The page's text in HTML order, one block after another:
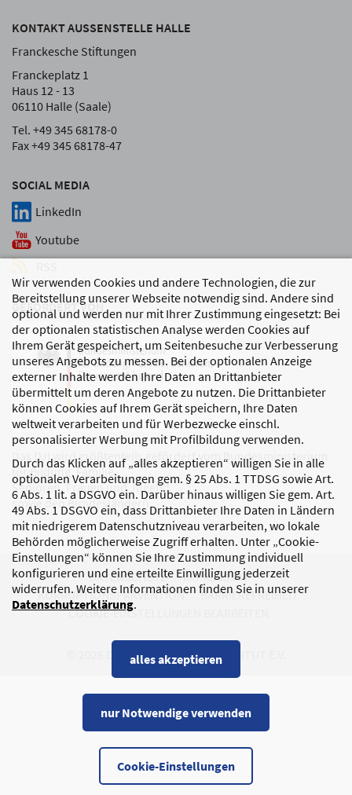
Wir verwenden Cookies und andere Technologien, die zur
Bereitstellung unserer Webseite notwendig sind. Andere sind
optional und werden nur mit Ihrer Zustimmung eingesetzt: Bei
der optionalen statistischen Analyse werden Cookies auf
Ihrem Gerät gespeichert, um Seitenbesuche zur Verbesserung
unseres Angebots zu messen. Bei der optionalen Anzeige
externer Inhalte werden Ihre Daten an Drittanbieter
übermittelt um deren Angebote zu nutzen. Die Drittanbieter
können Cookies auf Ihrem Gerät speichern, Ihre Daten
weltweit verarbeiten und für Werbezwecke einschl.
personalisierter Werbung mit Profilbildung verwenden.
Durch das Klicken auf „alles akzeptieren“ willigen Sie in alle
optionalen Verarbeitungen gem. § 25 Abs. 1 TTDSG sowie Art.
6 Abs. 1 lit. a DSGVO ein. Darüber hinaus willigen Sie gem. Art.
49 Abs. 1 DSGVO ein, dass Drittanbieter Ihre Daten in Ländern
mit niedrigerem Datenschutzniveau verarbeiten, wo lokale
Behörden möglicherweise Zugriff erhalten. Unter „Cookie-
Einstellungen“ können Sie Ihre Zustimmung individuell
konfigurieren und eine erteilte Einwilligung jederzeit
widerrufen. Weitere Informationen finden Sie in unserer
Datenschutzerklärung.
Cookie-Einstellungen
alles akzeptieren
nur Notwendige verwenden
SOCIAL MEDIA
LinkedIn
Youtube
KONTAKT AUSSENSTELLE HALLE
Franckesche Stiftungen
Franckeplatz 1
Haus 12 - 13
06110 Halle (Saale)
Tel. +49 345 68178-0
Fax +49 345 68178-47
GEFÖRDERT VON
Das DJI wird größtenteils gefördert vom Bundesministerium
für Bildung, Familie,
Senioren, Frauen und Jugend
sowie den Bundesländern.
DATENSCHUTZ
IMPRESSUM
KORRUPTIONSPRÄVENTION
BARRIEREFREIHEIT
COOKIE-EINSTELLUNGEN BEARBEITEN
© 2026 DEUTSCHES JUGENDINSTITUT E.V.